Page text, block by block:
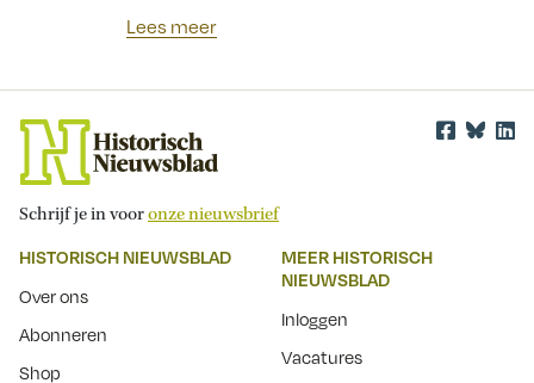
Lees meer
Schrijf je in vooronze nieuwsbrief
HISTORISCH NIEUWSBLAD
Over ons
Abonneren
Shop
MEER HISTORISCH
NIEUWSBLAD
Inloggen
Vacatures